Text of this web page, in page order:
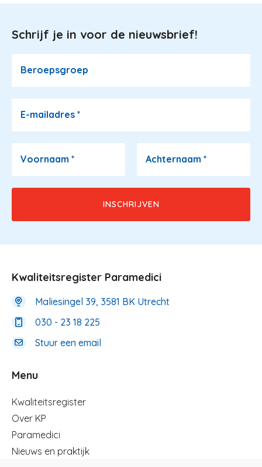
Image
Schrijf je in voor de nieuwsbrief!
Beroepsgroep
E-mailadres *
Voornaam * Achternaam *
Kwaliteitsregister Paramedici
Maliesingel 39, 3581 BK Utrecht
030 - 23 18 225
Stuur een email
Menu
Menu
Kwaliteitsregister
Over KP
Paramedici
Nieuws en praktijk